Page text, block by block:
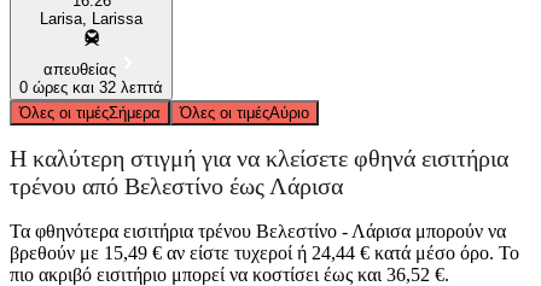
Larisa, Larissa
απευθείας
0 ώρες και 32 λεπτά
Όλες οι τιμέςΣήμερα Όλες οι τιμέςΑύριο
Η καλύτερη στιγμή για να κλείσετε φθηνά εισιτήρια
τρένου από Βελεστίνο έως Λάρισα
Τα φθηνότερα εισιτήρια τρένου Βελεστίνο - Λάρισα μπορούν να
βρεθούν με 15,49 € αν είστε τυχεροί ή 24,44 € κατά μέσο όρο. Το
πιο ακριβό εισιτήριο μπορεί να κοστίσει έως και 36,52 €.